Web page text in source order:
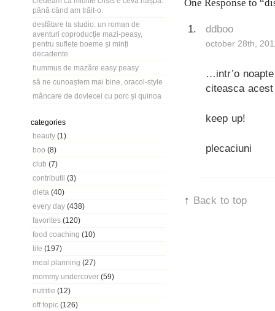
până când am trăit-o.
desfătare la studio: un roman de
aventuri coproducție mazi-peasy,
pentru suflete boeme și minți
decadente
hummus de mazăre easy peasy
să ne cunoaștem mai bine, oracol-style
mâncare de dovlecei cu porc și quinoa
categories
beauty (1)
boo (8)
club (7)
contributii (3)
dieta (40)
every day (438)
favorites (120)
food coaching (10)
life (197)
meal planning (27)
mommy undercover (59)
nutritie (12)
off topic (126)
One Response to
ddboo
october 28th,
…intr’o
citeasca
keep up!
plecaciuni
↑ Back to top